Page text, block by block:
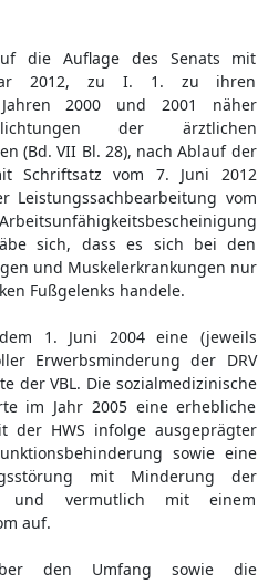
die Auflage des Senats mit
2012, zu I. 1. zu ihren
2000 und 2001 näher
der ärztlichen
(Bd. VII Bl. 28), nach Ablauf der
Schriftsatz vom 7. Juni 2012
Leistungssachbearbeitung vom
sich, dass es sich bei den
und Muskelerkrankungen nur
Fußgelenks handele.
1. Juni 2004 eine (jeweils
Erwerbsminderung der DRV
der VBL. Die sozialmedizinische
im Jahr 2005 eine erhebliche
der HWS infolge ausgeprägter
sowie eine
mit Minderung der
und vermutlich mit einem
auf.
den Umfang sowie die